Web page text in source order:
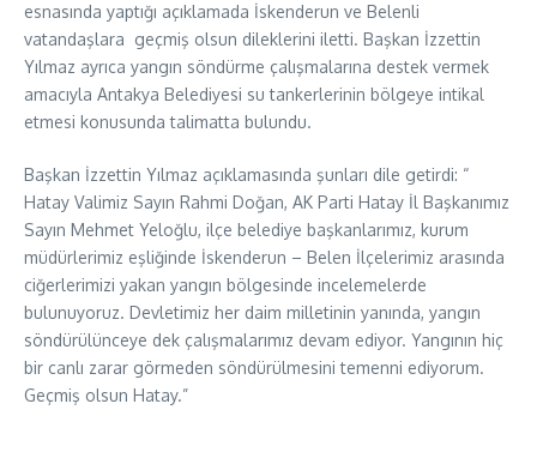
esnasında yaptığı açıklamada İskenderun ve Belenli
vatandaşlara geçmiş olsun dileklerini iletti. Başkan İzzettin
Yılmaz ayrıca yangın söndürme çalışmalarına destek vermek
amacıyla Antakya Belediyesi su tankerlerinin bölgeye intikal
etmesi konusunda talimatta bulundu.
Başkan İzzettin Yılmaz açıklamasında şunları dile getirdi: “
Hatay Valimiz Sayın Rahmi Doğan, AK Parti Hatay İl Başkanımız
Sayın Mehmet Yeloğlu, ilçe belediye başkanlarımız, kurum
müdürlerimiz eşliğinde İskenderun – Belen İlçelerimiz arasında
ciğerlerimizi yakan yangın bölgesinde incelemelerde
bulunuyoruz. Devletimiz her daim milletinin yanında, yangın
söndürülünceye dek çalışmalarımız devam ediyor. Yangının hiç
bir canlı zarar görmeden söndürülmesini temenni ediyorum.
Geçmiş olsun Hatay.”